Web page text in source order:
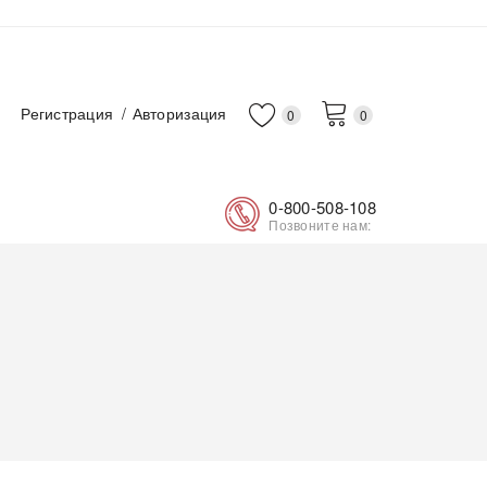
Регистрация Авторизация 0
0
0-800-508-108
Позвоните нам: